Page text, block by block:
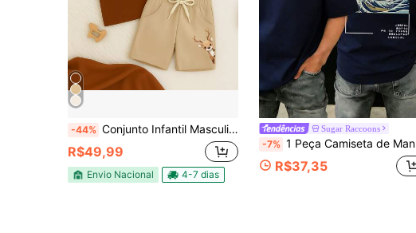
-44% Conjunto Infantil Masculino Short Moletinho e Camiseta Algodão Estampado Rena Escondida 960 Blusa Manga Curta Bermuda Com Bolsos Criança
R$49,99
Envio Nacional 4-7 dias
Sugar Raccoons
-7% 1 Peça Camiseta de Manga Curta com Estampa, Top de Roupa de Verão para Meninos Jovens Estudantes
R$37,35